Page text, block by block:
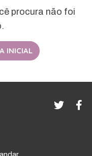
procura não foi
INICIAL